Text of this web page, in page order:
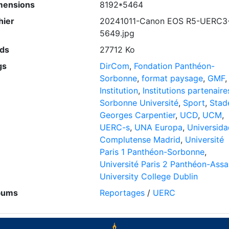
8192*5464
20241011-Canon EOS R5-
5649.jpg
27712 Ko
DirCom, Fondation Panthéon-
Sorbonne, format paysage, GMF,
Institution, Institutions
Sorbonne Université, Sport,
Georges Carpentier, UCD, UCM,
UERC-s, UNA Europa,
Complutense Madrid, Université
Paris 1 Panthéon-Sorbonne,
Université Paris 2 Panthéon-
University College Dublin
Reportages / UERC